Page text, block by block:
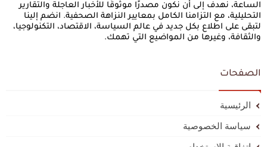
الساعة، نهدف إلى أن نكون مصدرًا موثوقًا للأخبار العاجلة والتقارير
التحليلية، مع التزامنا الكامل بمعايير النزاهة الصحفية. انضم إلينا
لتبقى على اطلاع بكل جديد في عالم السياسة، الاقتصاد، التكنولوجيا،
والثقافة، وغيرها من المواضيع التي تهمك.
الصفحات
الرئيسية
سياسة الخصوصية